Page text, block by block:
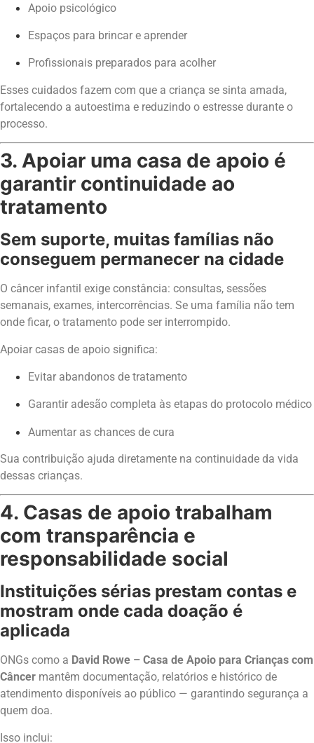
Apoio psicológico
Espaços para brincar e aprender
Profissionais preparados para acolher
Esses cuidados fazem com que a criança se sinta amada,
fortalecendo a autoestima e reduzindo o estresse durante o
processo.
3. Apoiar uma casa de apoio é
garantir continuidade ao
tratamento
Sem suporte, muitas famílias não
conseguem permanecer na cidade
O câncer infantil exige constância: consultas, sessões
semanais, exames, intercorrências. Se uma família não tem
onde ficar, o tratamento pode ser interrompido.
Apoiar casas de apoio significa:
Evitar abandonos de tratamento
Garantir adesão completa às etapas do protocolo médico
Aumentar as chances de cura
Sua contribuição ajuda diretamente na continuidade da vida
dessas crianças.
4. Casas de apoio trabalham
com transparência e
responsabilidade social
Instituições sérias prestam contas e
mostram onde cada doação é
aplicada
ONGs como a David Rowe – Casa de Apoio para Crianças com
Câncer mantêm documentação, relatórios e histórico de
atendimento disponíveis ao público — garantindo segurança a
quem doa.
Isso inclui: